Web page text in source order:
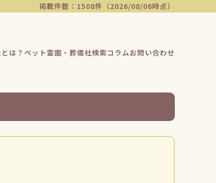
掲載件数：1508件（2026/08/06時点）
は？ ペット霊園・葬儀社検索コラムお問い合わせ